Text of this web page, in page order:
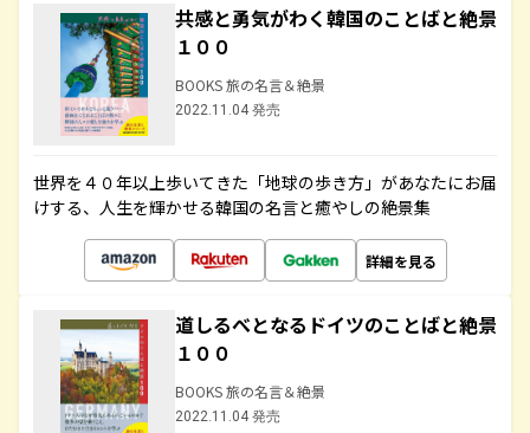
共感と勇気がわく韓国のことばと絶景
１００
BOOKS 旅の名言＆絶景
2022.11.04 発売
世界を４０年以上歩いてきた「地球の歩き方」があなたにお届
けする、人生を輝かせる韓国の名言と癒やしの絶景集
詳細を見る
道しるべとなるドイツのことばと絶景
１００
BOOKS 旅の名言＆絶景
2022.11.04 発売